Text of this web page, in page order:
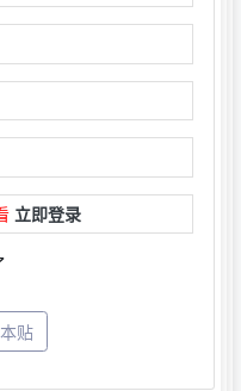
立即登录
贴